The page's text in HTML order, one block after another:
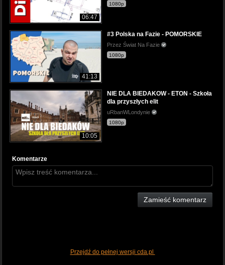
06:47
1080p
41:13
#3 Polska na Fazie - POMORSKIE
Przez Świat Na Fazie
1080p
10:05
NIE DLA BIEDAKOW - ETON - Szkoła
dla przyszłych elit
uRbanWLondynie
1080p
Komentarze
Zamieść komentarz
Przejdź do pełnej wersji cda.pl